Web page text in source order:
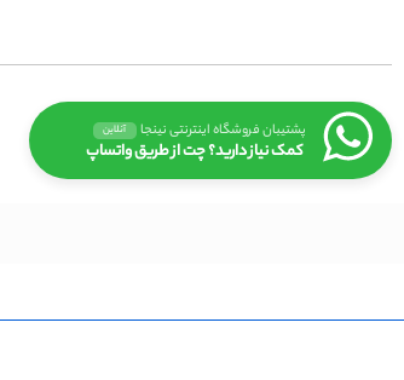
پشتیبان فروشگاه اینترنتی نینجا آنلاین
کمک نیاز دارید؟ چت از طریق واتساپ